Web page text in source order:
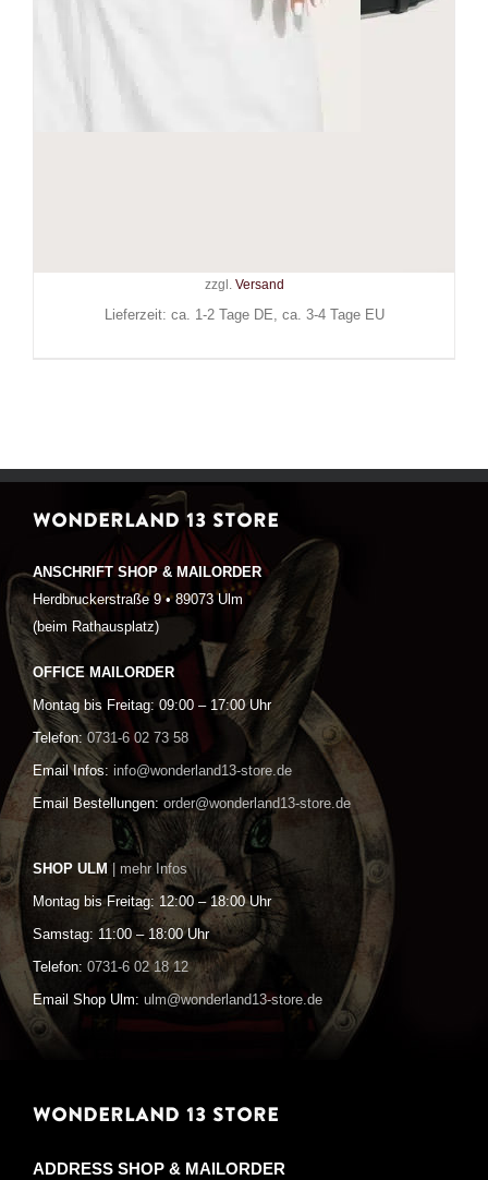
zzgl. Versand
Lieferzeit: ca. 1-2 Tage DE, ca. 3-4 Tage EU
WONDERLAND 13 STORE
ANSCHRIFT SHOP & MAILORDER
Herdbruckerstraße 9 • 89073 Ulm
(beim Rathausplatz)
OFFICE MAILORDER
Montag bis Freitag: 09:00 – 17:00 Uhr
Telefon: 0731-6 02 73 58
Email Infos: info@wonderland13-store.de
Email Bestellungen: order@wonderland13-store.de
SHOP ULM | mehr Infos
Montag bis Freitag: 12:00 – 18:00 Uhr
Samstag: 11:00 – 18:00 Uhr
Telefon: 0731-6 02 18 12
Email Shop Ulm: ulm@wonderland13-store.de
WONDERLAND 13 STORE
ADDRESS SHOP & MAILORDER